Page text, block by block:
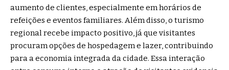
aumento de clientes, especialmente em horários de
refeições e eventos familiares. Além disso, o turismo
regional recebe impacto positivo, já que visitantes
procuram opções de hospedagem e lazer, contribuindo
para a economia integrada da cidade. Essa interação